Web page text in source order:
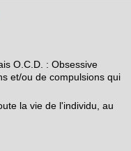
O.C.D. : Obsessive
et/ou de compulsions qui
la vie de l'individu, au